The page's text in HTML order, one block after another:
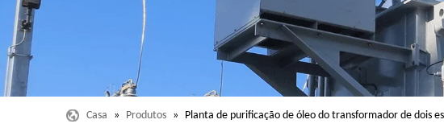
Casa » Produtos » Planta de purificação de óleo do transformador de dois